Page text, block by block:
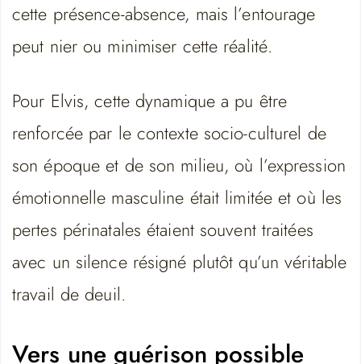
cette présence-absence, mais l’entourage
peut nier ou minimiser cette réalité.
Pour Elvis, cette dynamique a pu être
renforcée par le contexte socio-culturel de
son époque et de son milieu, où l’expression
émotionnelle masculine était limitée et où les
pertes périnatales étaient souvent traitées
avec un silence résigné plutôt qu’un véritable
travail de deuil.
Vers une guérison possible